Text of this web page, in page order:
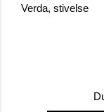
Verda, stivelse